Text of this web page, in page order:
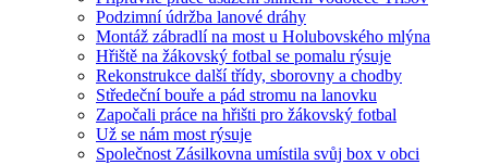
Podzimní údržba lanové dráhy
Montáž zábradlí na most u Holubovského mlýna
Hřiště na žákovský fotbal se pomalu rýsuje
Rekonstrukce další třídy, sborovny a chodby
Středeční bouře a pád stromu na lanovku
Započali práce na hřišti pro žákovský fotbal
Už se nám most rýsuje
Společnost Zásilkovna umístila svůj box v obci